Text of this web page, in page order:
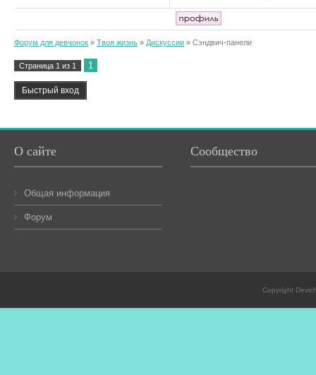
Форум для девчонок » Твоя жизнь » Дискуссии » Сэндвич-панели
Страница 1 из 1 1
О сайте
Общая информация
Форум
Сообщество
Copyright